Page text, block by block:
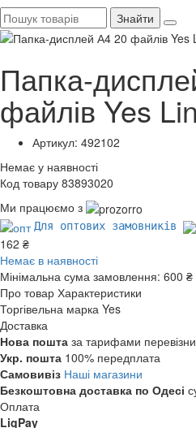
Знайти
Папка-
файлів Yes
Артикул: 492102
Немає у наявності
Код товару 83893020
Ми працюємо з
Для оптових замовників
162 ₴
Немає в наявності
Мінімальна сума замовлення: 600 ₴
Про товар Характеристики
Торгівельна марка Yes
Доставка
Нова пошта за тарифами
Укр. пошта 100% передплата
Самовивіз Наші магазини
Безкоштовна доставка по Одесі
Оплата
LiqPay